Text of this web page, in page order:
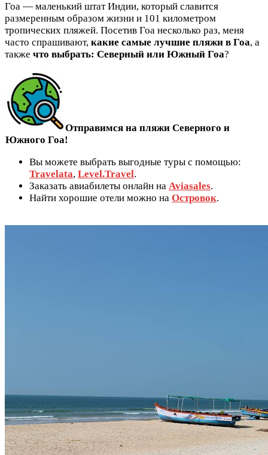
Гоа — маленький штат Индии, который славится
размеренным образом жизни и 101 километром
тропических пляжей. Посетив Гоа несколько раз, меня
часто спрашивают, какие самые лучшие пляжи в Гоа, а
также что выбрать: Северный или Южный Гоа?
Отправимся на пляжи Северного и
Южного Гоа!
Вы можете выбрать выгодные туры с помощью:
Travelata, Level.Travel.
Заказать авиабилеты онлайн на Aviasales.
Найти хорошие отели можно на Островок.